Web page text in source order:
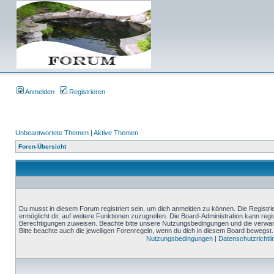
Anmelden Registrieren
Unbeantwortete Themen | Aktive Themen
Foren-Übersicht
Du musst in diesem Forum registriert sein, um dich anmelden zu können. Die
ermöglicht dir, auf weitere Funktionen zuzugreifen. Die Board-Administration kann
Berechtigungen zuweisen. Beachte bitte unsere Nutzungsbedingungen und die
Bitte beachte auch die jeweiligen Forenregeln, wenn du dich in diesem Board bewegst.
Nutzungsbedingungen |